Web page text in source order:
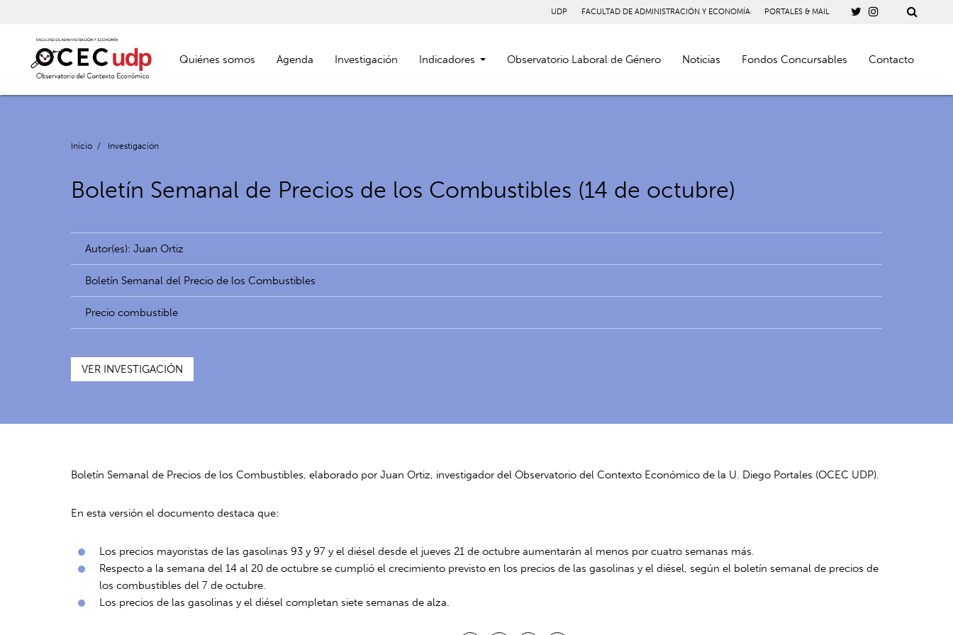
UDP FACULTAD DE ADMINISTRACIÓN Y ECONOMÍA PORTALES & MAIL
Quiénes somos Agenda Investigación Indicadores Observatorio Laboral de Género Noticias Fondos Concursables Contacto
Inicio / Investigación
Boletín Semanal de Precios de los Combustibles (14 de octubre)
Autor(es): Juan Ortiz
Boletín Semanal del Precio de los Combustibles
Precio combustible
VER INVESTIGACIÓN
Boletín Semanal de Precios de los Combustibles, elaborado por Juan Ortiz, investigador del Observatorio del Contexto Económico de la U. Diego Portales (OCEC UDP).
En esta versión el documento destaca que:
Los precios mayoristas de las gasolinas 93 y 97 y el diésel desde el jueves 21 de octubre aumentarán al menos por cuatro semanas más.
Respecto a la semana del 14 al 20 de octubre se cumplió el crecimiento previsto en los precios de las gasolinas y el diésel, según el boletín semanal de precios de
los combustibles del 7 de octubre.
Los precios de las gasolinas y el diésel completan siete semanas de alza.